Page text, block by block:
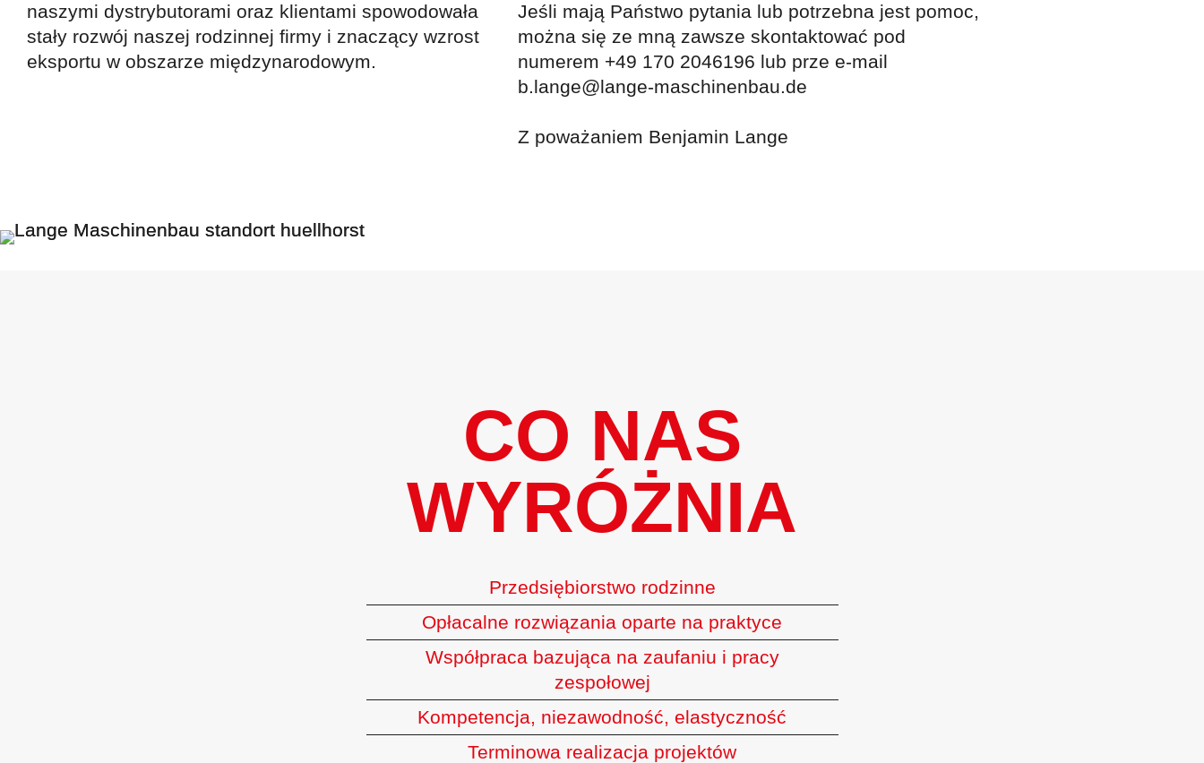
naszymi dystrybutorami oraz klientami spowodowała
stały rozwój naszej rodzinnej firmy i znaczący wzrost
eksportu w obszarze międzynarodowym.
Jeśli mają Państwo pytania lub potrzebna jest pomoc,
można się ze mną zawsze skontaktować pod
numerem +49 170 2046196 lub prze e-mail
b.lange@lange-maschinenbau.de
Z poważaniem Benjamin Lange
CO NAS
WYRÓŻNIA
Przedsiębiorstwo rodzinne
Opłacalne rozwiązania oparte na praktyce
Współpraca bazująca na zaufaniu i pracy
zespołowej
Kompetencja, niezawodność, elastyczność
Terminowa realizacja projektów